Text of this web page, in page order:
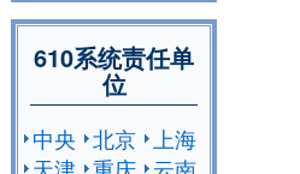
610系统责任单
位
中央 北京
上海